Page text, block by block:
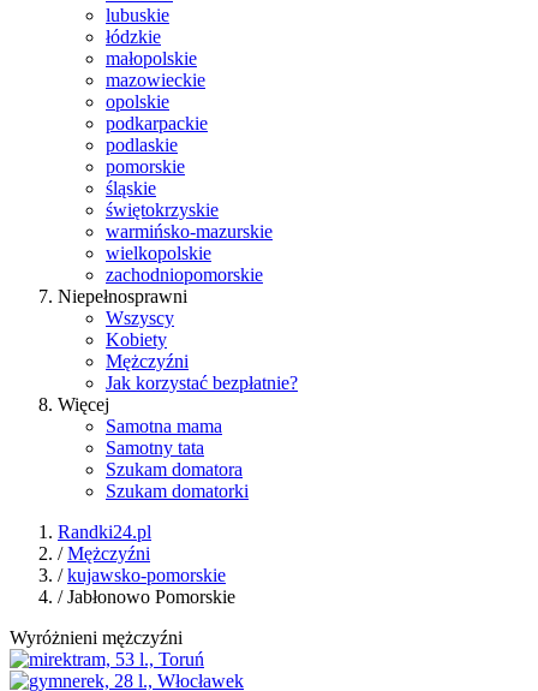
lubuskie
łódzkie
małopolskie
mazowieckie
opolskie
podkarpackie
podlaskie
pomorskie
śląskie
świętokrzyskie
warmińsko-mazurskie
wielkopolskie
zachodniopomorskie
Niepełnosprawni
Wszyscy
Kobiety
Mężczyźni
Jak korzystać bezpłatnie?
Więcej
Samotna mama
Samotny tata
Szukam domatora
Szukam domatorki
Randki24.pl
/Mężczyźni
/kujawsko-pomorskie
/ Jabłonowo Pomorskie
Wyróżnieni mężczyźni